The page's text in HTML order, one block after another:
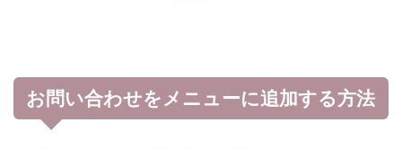
お問い合わせをメニューに追加する方法